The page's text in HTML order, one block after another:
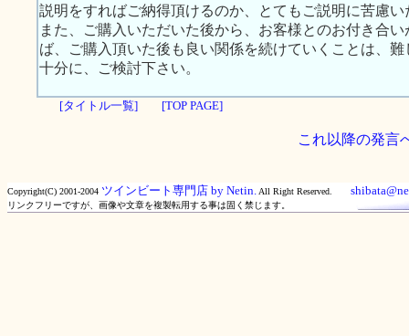
説明をすればご納得頂けるのか、とてもご説明に苦慮
また、ご購入いただいた後から、お客様とのお付き合
ば、ご購入頂いた後も良い関係を続けていくことは、
十分に、ご検討下さい。
[タイトル一覧] [TOP PAGE]
これ以降の発言
Copyright(C) 2001-2004 ツインビート専門店 by Netin. All Right Reserved.
リンクフリーですが、画像や文章を複製転用する事は固く禁じます。